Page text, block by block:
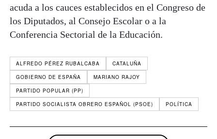
acuda a los cauces establecidos en el Congreso de
los Diputados, al Consejo Escolar o a la
Conferencia Sectorial de la Educación.
ALFREDO PÉREZ RUBALCABA
CATALUÑA
GOBIERNO DE ESPAÑA
MARIANO RAJOY
PARTIDO POPULAR (PP)
PARTIDO SOCIALISTA OBRERO ESPAÑOL (PSOE)
POLÍTICA